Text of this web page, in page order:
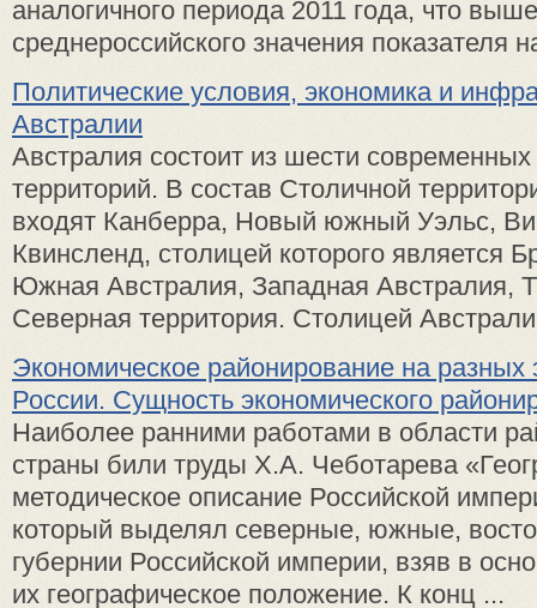
аналогичного периода 2011 года, что выше
среднероссийского значения показателя
Политические условия, экономика и
Австралии
Австралия состоит из шести
территорий. В состав Столичной
входят Канберра, Новый южный Уэльс,
Квинсленд, столицей которого является
Южная Австралия, Западная Австралия,
Северная территория. Столицей
Экономическое районирование на разных
России. Сущность экономического
Наиболее ранними работами в области
страны били труды Х.А. Чеботарева
методическое описание Российской
который выделял северные, южные,
губернии Российской империи, взяв в
их географическое положение. К конц ...